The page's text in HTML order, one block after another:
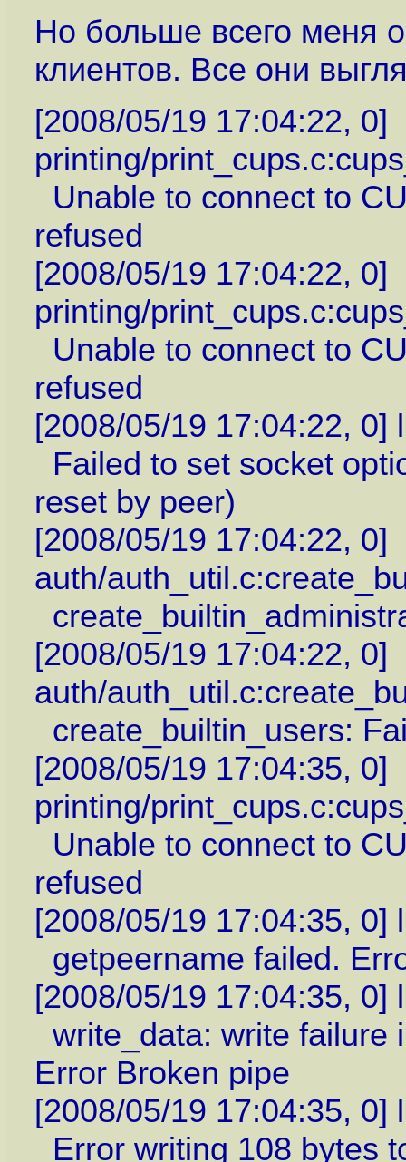
Но больше всего меня
клиентов. Все они
[2008/05/19 17:04:22, 0]
printing/
Unable to connect to
refused
[2008/05/19 17:04:22, 0]
printing/
Unable to connect to
refused
[2008/05/19 17:04:22, 0]
Failed to set socket
reset by peer)
[2008/05/19 17:04:22, 0]
auth/
[2008/05/19 17:04:22, 0]
auth/
create_builtin_users:
[2008/05/19 17:04:35, 0]
printing/
Unable to connect to
refused
[2008/05/19 17:04:35, 0]
getpeername failed.
[2008/05/19 17:04:35, 0]
write_data: write failure
Error Broken pipe
[2008/05/19 17:04:35, 0]
Error writing 108 bytes